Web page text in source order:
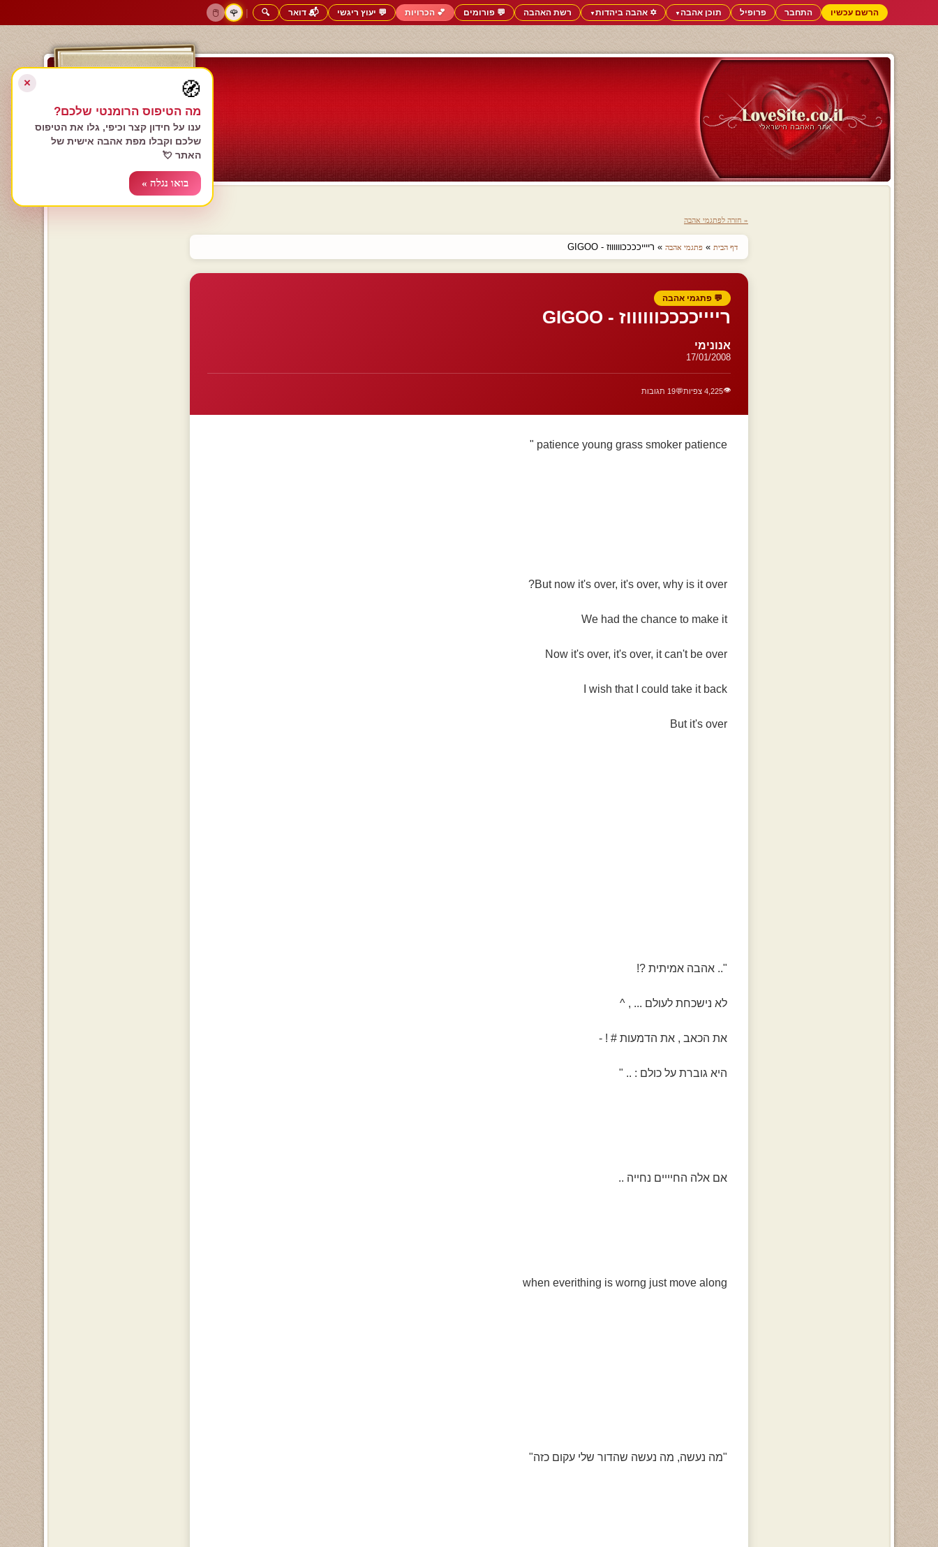
הרשם עכשיו התחבר פרופיל תוכן אהבה▼ ✡️ אהבה ביהדות▼ רשת האהבה 💬 פורומים 💕 הכרויות 💬 יעוץ ריגשי 📬 דואר 🔍
|
🌹
🖱️
הרשם עכשיו
התחבר
« חזרה לפתגמי אהבה
דף הבית » פתגמי אהבה » רייייככככווווווז - GIGOO
💬 פתגמי אהבה
רייייככככווווווז - GIGOO
אנונימי
17/01/2008
👁️4,225 צפיות 💬19 תגובות
patience young grass smoker patience "
But now it's over, it's over, why is it over?
We had the chance to make it
Now it's over, it's over, it can't be over
I wish that I could take it back
But it's over
".. אהבה אמיתית ?!
לא נישכחת לעולם ... , ^
את הכאב , את הדמעות # ! -
היא גוברת על כולם : .. "
אם אלה החיייים נחייה ..
when everithing is worng just move along
"מה נעשה, מה נעשה שהדור שלי עקום כזה"